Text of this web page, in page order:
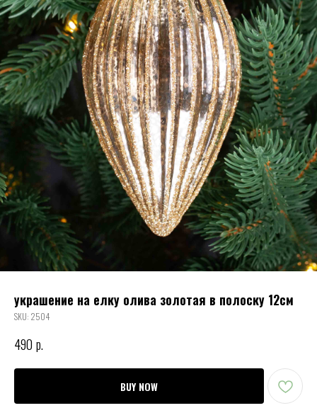
украшение на елку олива золотая в полоску 12см
SKU: 2504
490 р.
BUY NOW